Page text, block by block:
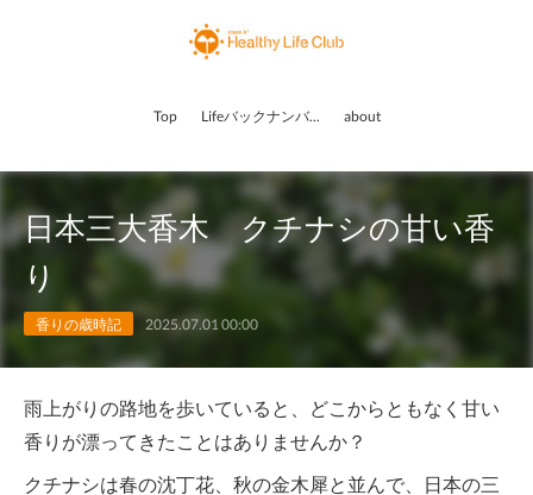
Top Lifeバックナンバー about
日本三大香木 クチナシの甘い香
り
香りの歳時記 2025.07.01 00:00
雨上がりの路地を歩いていると、どこからともなく甘い
香りが漂ってきたことはありませんか？
クチナシは春の沈丁花、秋の金木犀と並んで、日本の三